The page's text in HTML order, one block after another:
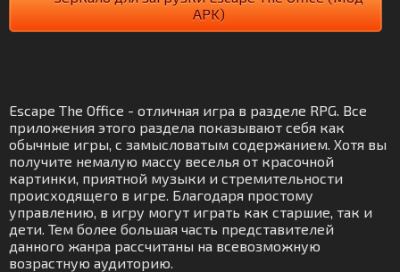
APK)
Escape The Office - отличная игра в разделе RPG. Все
приложения этого раздела показывают себя как
обычные игры, с замысловатым содержанием. Хотя вы
получите немалую массу веселья от красочной
картинки, приятной музыки и стремительности
происходящего в игре. Благодаря простому
управлению, в игру могут играть как старшие, так и
дети. Тем более большая часть представителей
данного жанра рассчитаны на всевозможную
возрастную аудиторию.